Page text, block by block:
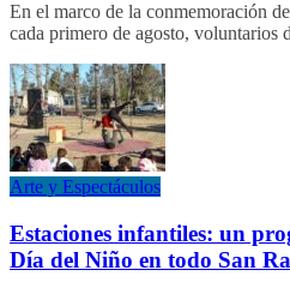
En el marco de la conmemoración
cada primero de agosto, voluntarios
Arte y Espectáculos
Estaciones infantiles: un
Día del Niño en todo San